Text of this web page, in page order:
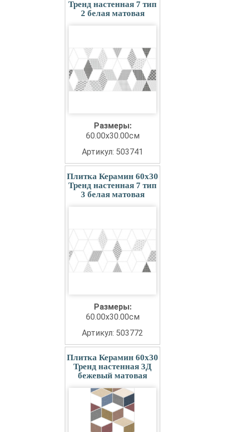
Тренд настенная 7 тип
2 белая матовая
Размеры:
60.00x30.00см
Артикул: 503741
Плитка Керамин 60x30
Тренд настенная 7 тип
3 белая матовая
Размеры:
60.00x30.00см
Артикул: 503772
Плитка Керамин 60x30
Тренд настенная 3Д
бежевый матовая